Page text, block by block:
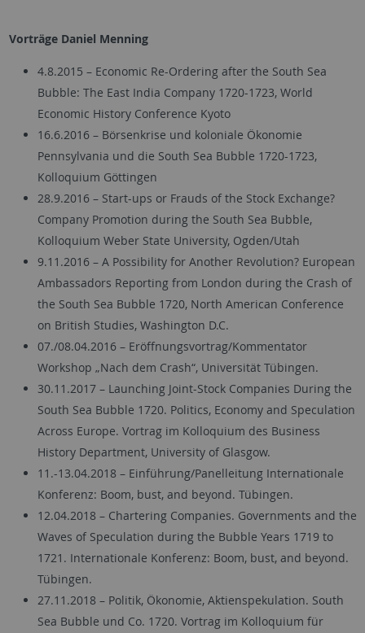
Vorträge Daniel Menning
4.8.2015 – Economic Re-Ordering after the South Sea
Bubble: The East India Company 1720-1723, World
Economic History Conference Kyoto
16.6.2016 – Börsenkrise und koloniale Ökonomie
Pennsylvania und die South Sea Bubble 1720-1723,
Kolloquium Göttingen
28.9.2016 – Start-ups or Frauds of the Stock Exchange?
Company Promotion during the South Sea Bubble,
Kolloquium Weber State University, Ogden/Utah
9.11.2016 – A Possibility for Another Revolution? European
Ambassadors Reporting from London during the Crash of
the South Sea Bubble 1720, North American Conference
on British Studies, Washington D.C.
07./08.04.2016 – Eröffnungsvortrag/Kommentator
Workshop „Nach dem Crash“, Universität Tübingen.
30.11.2017 – Launching Joint-Stock Companies During the
South Sea Bubble 1720. Politics, Economy and Speculation
Across Europe. Vortrag im Kolloquium des Business
History Department, University of Glasgow.
11.-13.04.2018 – Einführung/Panelleitung Internationale
Konferenz: Boom, bust, and beyond. Tübingen.
12.04.2018 – Chartering Companies. Governments and the
Waves of Speculation during the Bubble Years 1719 to
1721. Internationale Konferenz: Boom, bust, and beyond.
Tübingen.
27.11.2018 – Politik, Ökonomie, Aktienspekulation. South
Sea Bubble und Co. 1720. Vortrag im Kolloquium für